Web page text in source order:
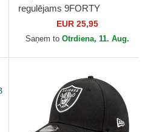
regulējams 9FORTY
Essential no New York
Yankees MLB no New Era
EUR 25,95
Saņem to Otrdiena, 11. Aug.